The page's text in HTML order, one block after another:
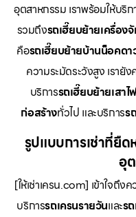
อุตสาหกรรม เราพร้อมให้บริก
รวมถึงรถเฮี๊ยบย้ายเครื่อง
คือรถเฮี๊ยบย้ายบ้านน็อคดา
ความระมัดระวังสูง เรายั
บริการรถเฮี๊ยบย้ายเสาไฟ
ก่อสร้างทั่วไป และบริการร
รูปแบบการเช่าที่ยื
อุ
[ให้เช่าเครน.com] เข้าใจถึ
บริการรถเครนรายวันและร